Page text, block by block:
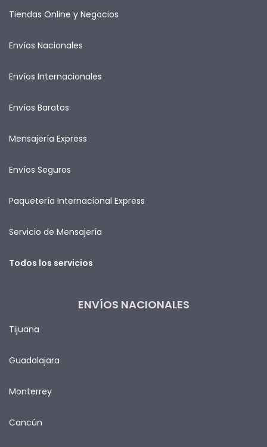
Tiendas Online y Negocios
Envíos Nacionales
Envíos Internacionales
Envíos Baratos
Mensajería Express
Envíos Seguros
Paquetería Internacional Express
Servicio de Mensajería
Todos los servicios
ENVÍOS NACIONALES
Tijuana
Guadalajara
Monterrey
Cancún